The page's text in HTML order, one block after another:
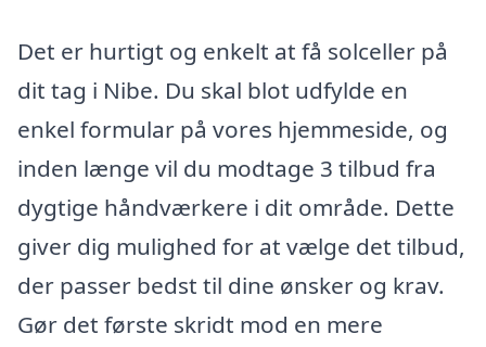
Det er hurtigt og enkelt at få solceller på
dit tag i Nibe. Du skal blot udfylde en
enkel formular på vores hjemmeside, og
inden længe vil du modtage 3 tilbud fra
dygtige håndværkere i dit område. Dette
giver dig mulighed for at vælge det tilbud,
der passer bedst til dine ønsker og krav.
Gør det første skridt mod en mere